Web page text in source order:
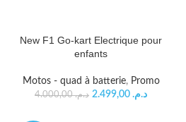
New F1 Go-kart Electrique pour
enfants
Motos - quad à batterie, Promo
د.م.4.000,00 د.م.2.499,00